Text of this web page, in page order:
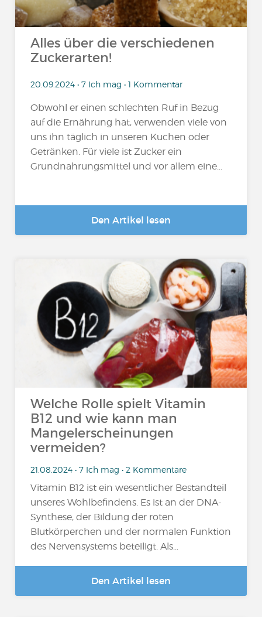
Alles über die verschiedenen
Zuckerarten!
20.09.2024 • 7 Ich mag • 1 Kommentar
Obwohl er einen schlechten Ruf in Bezug
auf die Ernährung hat, verwenden viele von
uns ihn täglich in unseren Kuchen oder
Getränken. Für viele ist Zucker ein
Grundnahrungsmittel und vor allem eine...
Den Artikel lesen
Welche Rolle spielt Vitamin
B12 und wie kann man
Mangelerscheinungen
vermeiden?
21.08.2024 • 7 Ich mag • 2 Kommentare
Vitamin B12 ist ein wesentlicher Bestandteil
unseres Wohlbefindens. Es ist an der DNA-
Synthese, der Bildung der roten
Blutkörperchen und der normalen Funktion
des Nervensystems beteiligt. Als...
Den Artikel lesen